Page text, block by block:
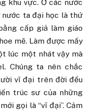
khu vực. Ở các nước
nước ta đại học là thứ
cấp giả làm giáo
mẽ. Làm được mấy
lúc một nhát vậy mà
Chúng ta nên chắc
vĩ đại trên đời đều
trúc sư của những
gọi là “vĩ đại”. Cảm